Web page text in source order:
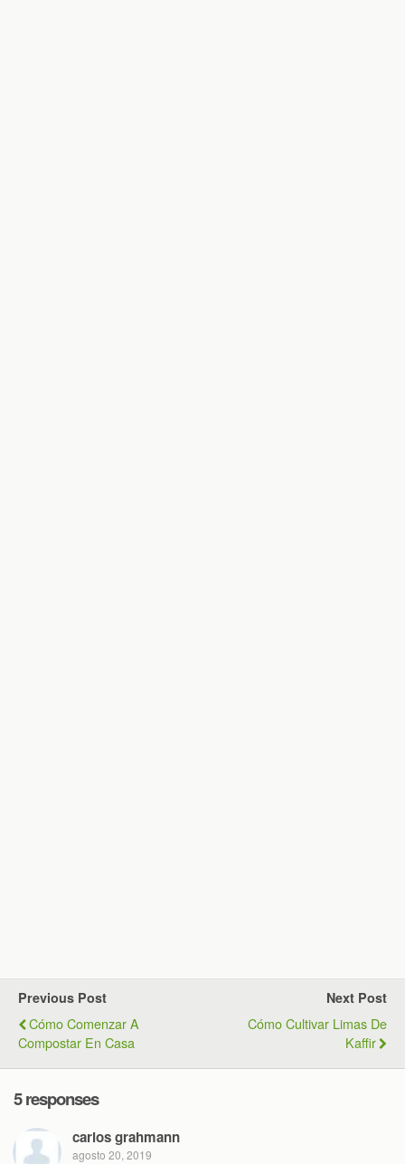
Previous Post
Cómo Comenzar A
Compostar En Casa
Next Post
Cómo Cultivar Limas De
Kaffir
5 responses
carlos grahmann
agosto 20, 2019